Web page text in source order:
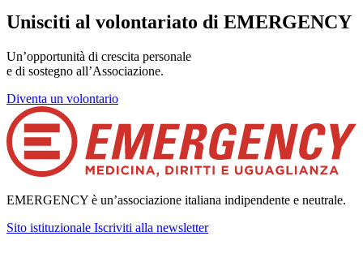
Unisciti al volontariato di EMERGENCY
Un’opportunità di crescita personale
e di sostegno all’Associazione.
Diventa un volontario
EMERGENCY è un’associazione italiana indipendente e neutrale.
Sito istituzionale Iscriviti alla newsletter